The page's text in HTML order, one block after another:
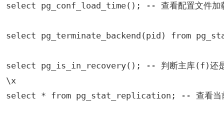
select pg_conf_load_time(); -- 查看配置文件加
select pg_terminate_backend(pid) from
select pg_is_in_recovery(); -- 判断主库(f)还
\x
select * from pg_stat_replication; -- 查看当前